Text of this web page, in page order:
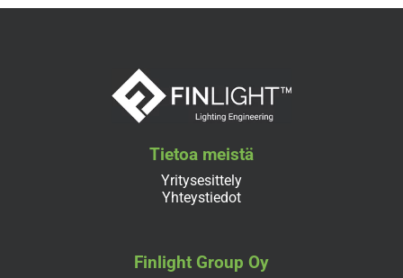
Tietoa meistä
Yritysesittely
Yhteystiedot
Finlight Group Oy